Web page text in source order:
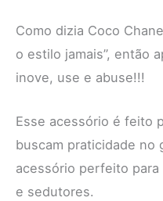
Como dizia Coco
o estilo jamais”, então
inove, use e abuse!!!
Esse acessório é feito
buscam praticidade no
acessório perfeito
e sedutores.